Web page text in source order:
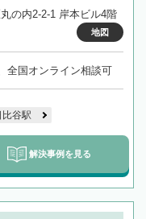
の内2-2-1 岸本ビル4階
地図
全国オンライン相談可
比谷駅
解決事例を見る